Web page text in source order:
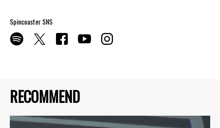
RECOMMEND
Spincoaster SNS